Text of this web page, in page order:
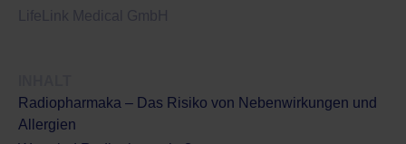
Radiopharmaka – Das Risiko von Nebenwirkungen und
Allergien